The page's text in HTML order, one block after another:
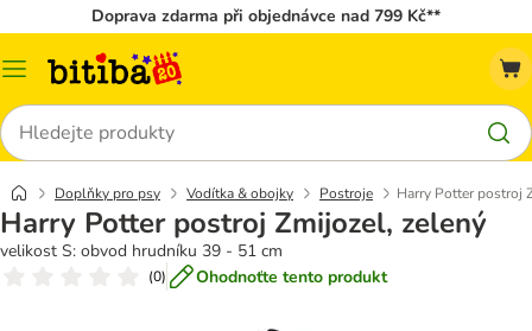
Doprava zdarma při objednávce nad 799 Kč**
Kategorie
Hledat
Doplňky pro psy Vodítka & obojky Postroje Harry Potter postroj
Harry Potter postroj Zmijozel, zelený
velikost S: obvod hrudníku 39 - 51 cm
(0) Ohodnoťte tento produkt